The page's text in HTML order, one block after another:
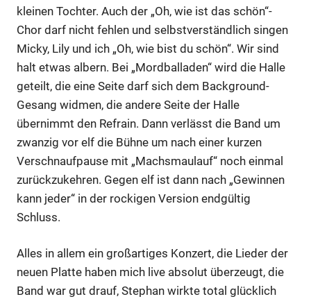
kleinen Tochter. Auch der „Oh, wie ist das schön“-
Chor darf nicht fehlen und selbstverständlich singen
Micky, Lily und ich „Oh, wie bist du schön“. Wir sind
halt etwas albern. Bei „Mordballaden“ wird die Halle
geteilt, die eine Seite darf sich dem Background-
Gesang widmen, die andere Seite der Halle
übernimmt den Refrain. Dann verlässt die Band um
zwanzig vor elf die Bühne um nach einer kurzen
Verschnaufpause mit „Machsmaulauf“ noch einmal
zurückzukehren. Gegen elf ist dann nach „Gewinnen
kann jeder“ in der rockigen Version endgültig
Schluss.
Alles in allem ein großartiges Konzert, die Lieder der
neuen Platte haben mich live absolut überzeugt, die
Band war gut drauf, Stephan wirkte total glücklich